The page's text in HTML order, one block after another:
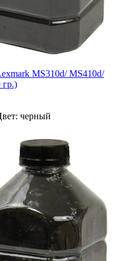
MS310d/ MS410d/
гр.)
черный